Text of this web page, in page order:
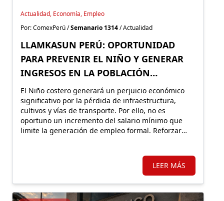
Actualidad, Economía, Empleo
Por: ComexPerú /Semanario 1314/ Actualidad
LLAMKASUN PERÚ: OPORTUNIDAD
PARA PREVENIR EL NIÑO Y GENERAR
INGRESOS EN LA POBLACIÓN
VULNERABLE
El Niño costero generará un perjuicio económico
significativo por la pérdida de infraestructura,
cultivos y vías de transporte. Por ello, no es
oportuno un incremento del salario mínimo que
limite la generación de empleo formal. Reforzar
en simultáneo, avanzar en obras de prevención.
LEER MÁS